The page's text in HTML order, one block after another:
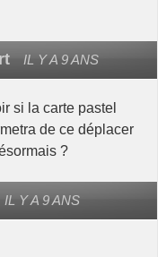
IL Y A 9 ANS
si la carte pastel
de ce déplacer
?
IL Y A 9 ANS